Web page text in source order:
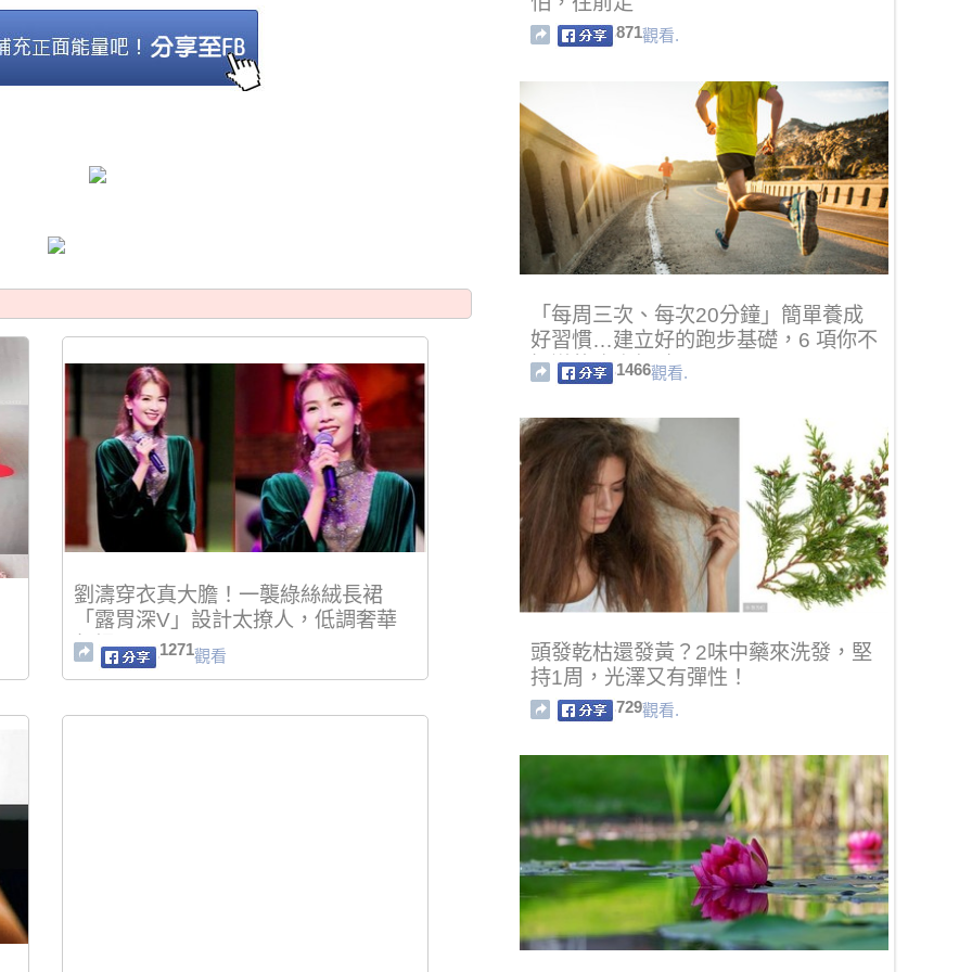
劉濤穿衣真大膽！一襲綠絲絨長裙
「露胃深V」設計太撩人，低調奢華
氣場全開 1271觀看
871觀看.
「每周三次、每次20分鐘」簡單養成
好習慣…建立好的跑步基礎，6 項你不
知道的跑步優點！
1466觀看.
頭發乾枯還發黃？2味中藥來洗發，堅
持1周，光澤又有彈性！
729觀看.